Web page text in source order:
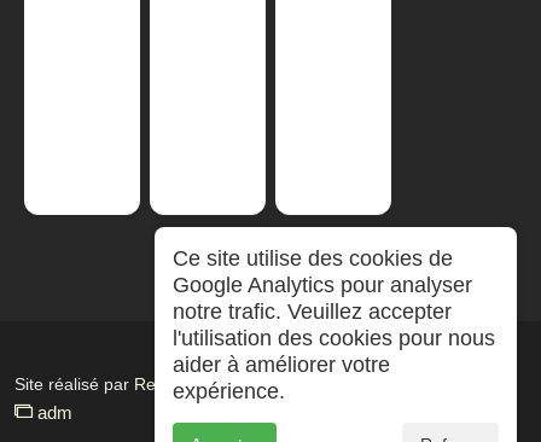
Site réalisé par RepereCom
adm
Ce site utilise des cookies de
Google Analytics pour analyser
notre trafic. Veuillez accepter
l'utilisation des cookies pour nous
aider à améliorer votre
expérience.